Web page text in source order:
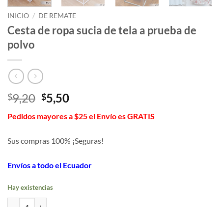
INICIO / DE REMATE
Cesta de ropa sucia de tela a prueba de
polvo
$9,20 El
precio
original
$9,20.
$5,50El
actual
$5,50.
Pedidos mayores a $25 el Envío es GRATIS
Sus compras 100% ¡Seguras!
Envíos a todo el Ecuador
Hay existencias